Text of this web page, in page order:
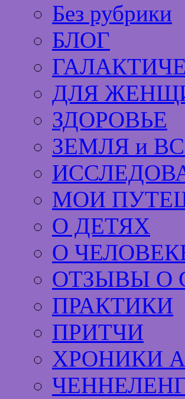
Без рубрики
БЛОГ
ДЛЯ
ЗДОРОВЬЕ
ЗЕМЛЯ и
МОИ
О ДЕТЯХ
О
ОТЗЫВЫ О
ПРАКТИКИ
ПРИТЧИ
ХРОНИКИ